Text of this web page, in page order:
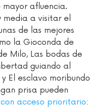
mayor afluencia.
media a visitar el
de las mejores
la Gioconda de
Milo, Las bodas de
guiando al
El esclavo moribundo
prisa pueden
acceso prioritario: